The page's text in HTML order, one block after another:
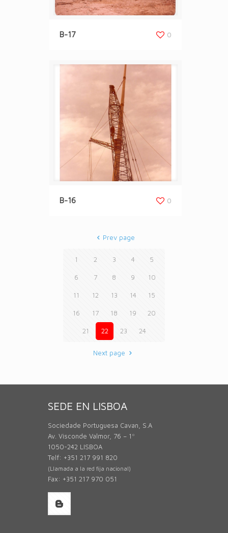
B-17 0
B-16 0
Prev page
1 2 3 4 5
6 7 8 9 10
11 12 13 14 15
16 17 18 19 20
21 22 23 24
Next page
SEDE EN LISBOA
Sociedade Portuguesa Cavan, S.A
Av. Visconde Valmor, 76 – 1º
1050-242 LISBOA
Telf: +351 217 991 820
(Llamada a la red fija nacional)
Fax: +351 217 970 051